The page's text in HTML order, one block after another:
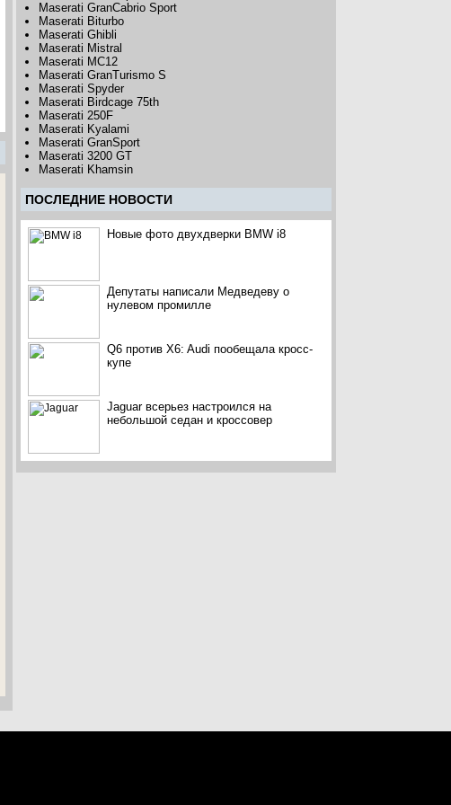
Maserati GranCabrio Sport
Maserati Biturbo
Maserati Ghibli
Maserati Mistral
Maserati MC12
Maserati GranTurismo S
Maserati Spyder
Maserati Birdcage 75th
Maserati 250F
Maserati Kyalami
Maserati GranSport
Maserati 3200 GT
Maserati Khamsin
ПОCЛЕДНИЕ НОВОСТИ
Новые фото двухдверки BMW i8
Депутаты написали Медведеву о
нулевом промилле
Q6 против X6: Audi пообещала кросс-
купе
Jaguar всерьез настроился на
небольшой седан и кроссовер